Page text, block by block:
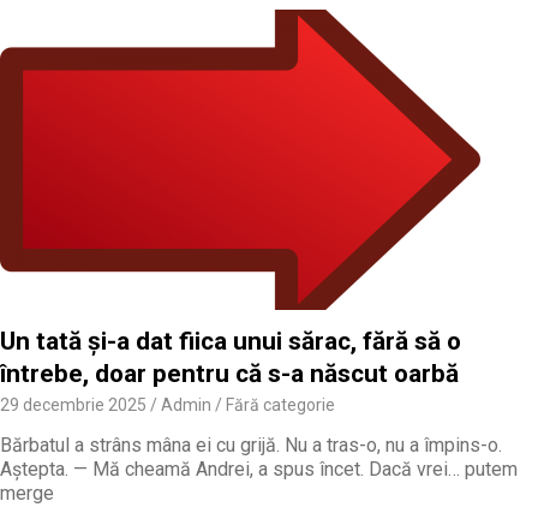
Un tată și-a dat fiica unui sărac, fără să o
întrebe, doar pentru că s-a născut oarbă
29 decembrie 2025 Admin Fără categorie
Bărbatul a strâns mâna ei cu grijă. Nu a tras-o, nu a împins-o.
Aștepta. — Mă cheamă Andrei, a spus încet. Dacă vrei… putem
merge